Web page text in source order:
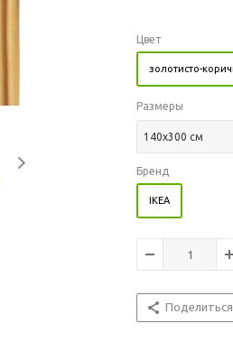
Цвет
золотисто-
Размеры
140x300 см
Бренд
IKEA
Поделиться